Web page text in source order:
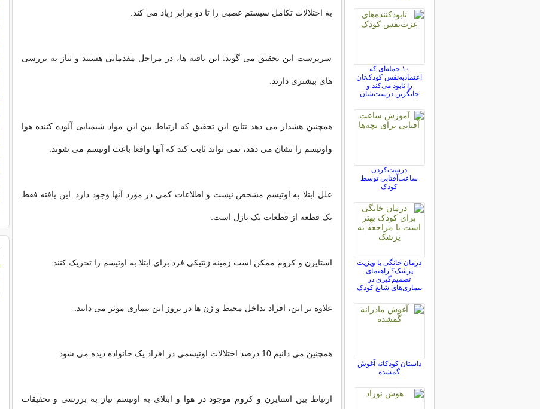
به اختلالات تکامل سیستم عصبی را تا دو برابر زیاد می کند.
سرپرست این تحقیق می گوید: این یافته ها، در مراحل مقدماتی هستند و نیاز به بررسی
های بیشتری دارند.
همچنین هشدار می دهد نتایج این تحقیق که ارتباط بین این مواد شیمیایی آلوده کننده هوا
واوتیسم را نشان می دهد، نمی تواند ثابت کند که آنها واقعا باعث اوتیسم می شوند.
علل ابتلا به اوتیسم مشخص نیست و اطلاعات کمی در مورد آنها وجود دارد. این یافته فقط
یک قطعه از قطعات یک پازل است.
استایرن و کروم ممکن است زمینه ژنتیکی فرد برای ابتلا به اوتیسم را تحریک کنند.
علاوه بر این، افراد تداخل محیط و ژن ها در بروز این بیماری موثر می دانند.
همچنین می دانیم 10 درصد اختلالات اوتیسمی در افراد یک خانواده دیده می شود.
ارتباط بین استایرن و کروم موجود در هوا و ابتلای به اوتیسم نیاز به بررسی و تحقیقات
۱۰ جمله‌ای که
اعتمادبه‌نفس کودک‌تان
را نابود می‌کند و
جایگزین درست‌شان
درست‌کردن
ساعت‌آفتابی توسط
کودک
درمان خانگی یا ویزیت
پزشک؟ راهنمای
تصمیم‌گیری در
بیماری‌های شایع کودک
داستان کودکانه آغوش
گمشده